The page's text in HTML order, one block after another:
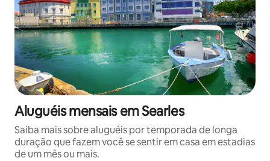
Aluguéis mensais em Searles
Saiba mais sobre aluguéis por temporada de longa
duração que fazem você se sentir em casa em estadias
de um mês ou mais.